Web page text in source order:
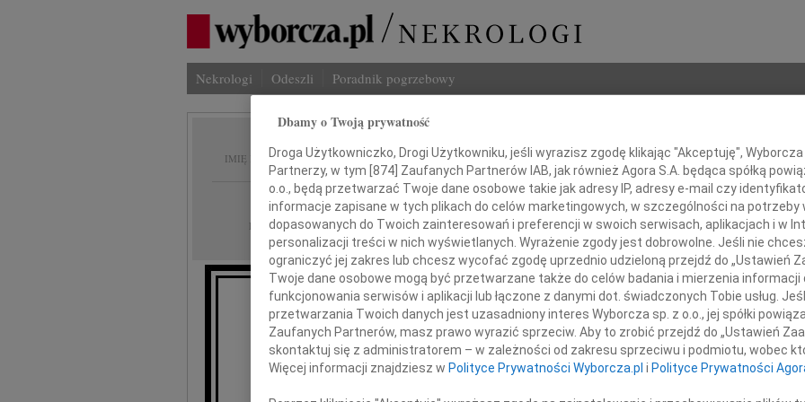
Nekrologi Odeszli Poradnik pogrzebowy
IMIĘ I NAZWISKO: Adam Wontor
REGION: Wrocław
DATA EMISJI: 31.12.2010
Z głębokim żalem zawiadamiamy,
że w dniu 28 grudnia 2010 roku
po długiej i ciężkiej chorobie zmarł
Imię i
INNE
Dnia
Nie
Na
Dbamy o Twoją prywatność
Droga Użytkowniczko, Drogi Użytkowniku, jeśli wyrazisz zgodę klikając "Akceptuję",
Partnerzy, w tym [ 874 ] Zaufanych Partnerów IAB, jak również Agora S.A. będąca spółką
o.o., będą przetwarzać Twoje dane osobowe takie jak adresy IP, adresy e-mail czy
informacje zapisane w tych plikach do celów marketingowych, w szczególności na potrzeby
dopasowanych do Twoich zainteresowań i preferencji w swoich serwisach, aplikacjach i w
personalizacji treści w nich wyświetlanych. Wyrażenie zgody jest dobrowolne. Jeśli nie
ograniczyć jej zakres lub chcesz wycofać zgodę uprzednio udzieloną przejdź do „Ustawień
Twoje dane osobowe mogą być przetwarzane także do celów badania i mierzenia
funkcjonowania serwisów i aplikacji lub łączone z danymi dot. świadczonych Tobie usług.
przetwarzania Twoich danych jest uzasadniony interes Wyborcza sp. z o.o., jej spółki
Zaufanych Partnerów, masz prawo wyrazić sprzeciw. Aby to zrobić przejdź do „Ustawień
skontaktuj się z administratorem – w zależności od zakresu sprzeciwu i podmiotu, wobec
Więcej informacji znajdziesz w Polityce Prywatności Wyborcza.pl i Polityce Prywatności